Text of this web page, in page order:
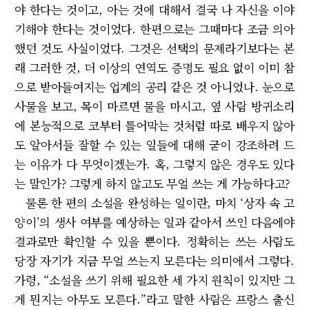
야 한다는 것이고, 아는 것에 대해서 결국 나 자신을 이야
기해야 한다는 것이었다. 한편으로는 그때마다 조금 의아
했던 것도 사실이었다. 그것은 선택의 문제라기보다는 본
래 그러한 것, 더 이상의 연역도 증명도 필요 없이 이미 참
으로 받아들여지는 업계의 공리 같은 것 아니었나. 눈으로
사물을 보고, 목이 마르면 물을 마시고, 옆 사람 방귀소리
에 본능적으로 코부터 틀어막는 것처럼 따로 배우지 않아
도 알아서들 잘할 수 있는 일들에 대해 굳이 강조하려 드
는 이유가 다 무엇이겠는가. 혹, 그렇지 않은 경우도 있다
는 말인가? 그렇게 하지 않고도 무얼 쓰는 게 가능하다고?
물론 한 편의 소설을 완성하는 일이란, 마치 ‘상자 속 고
양이’의 생사 여부를 예상하는 일과 같아서 쓰인 다음에야
결과로만 확인할 수 있을 뿐이다. 정확히는 쓰는 사람도
당장 자기가 지금 무얼 쓰는지 모른다는 의미에서 그렇다.
가령, “소설을 쓰기 위해 필요한 세 가지 원칙이 있지만 그
게 뭔지는 아무도 모른다.”라고 말한 사람은 프랑스 출신